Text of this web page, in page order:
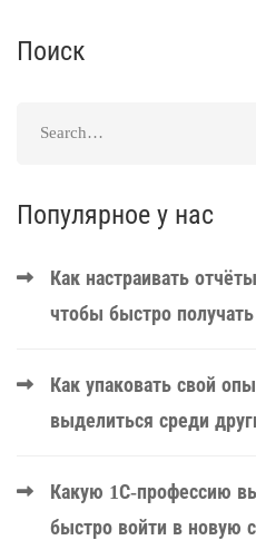
Поиск
Популярное у нас
Как настраивать
чтобы быстро
Как упаковать свой
выделиться среди
Какую 1С-профессию
быстро войти в новую